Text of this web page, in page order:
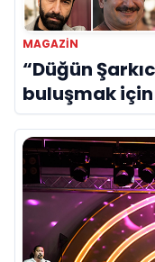
MAGAZIN
“Düğün
buluşmak